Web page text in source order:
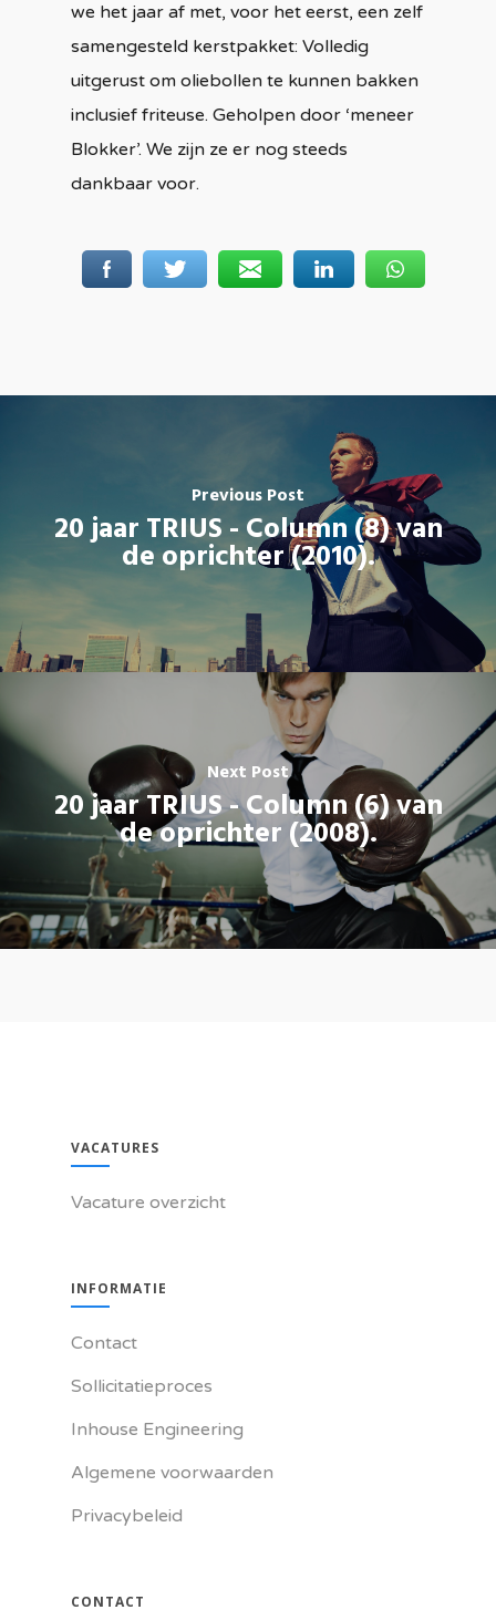
we het jaar af met, voor het eerst, een zelf
samengesteld kerstpakket: Volledig
uitgerust om oliebollen te kunnen bakken
inclusief friteuse. Geholpen door ‘meneer
Blokker’. We zijn ze er nog steeds
dankbaar voor.
Previous Post
20 jaar TRIUS - Column (8) van
de oprichter (2010).
Next Post
20 jaar TRIUS - Column (6) van
de oprichter (2008).
VACATURES
Vacature overzicht
INFORMATIE
Contact
Sollicitatieproces
Inhouse Engineering
Algemene voorwaarden
Privacybeleid
CONTACT